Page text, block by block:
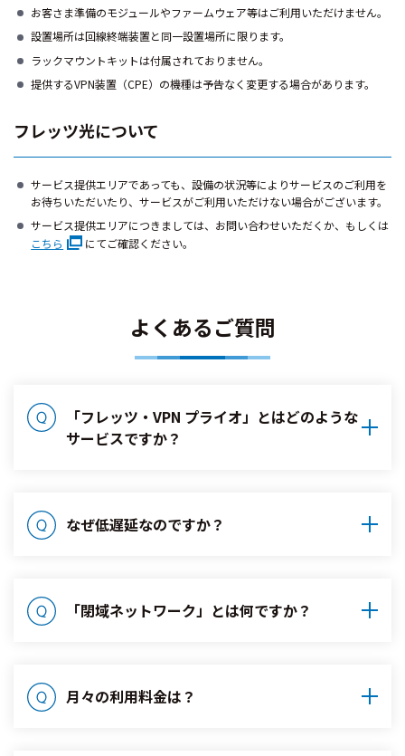
お客さま準備のモジュールやファームウェア等はご利用いただけません。
設置場所は回線終端装置と同一設置場所に限ります。
ラックマウントキットは付属されておりません。
提供するVPN装置（CPE）の機種は予告なく変更する場合があります。
フレッツ光について
サービス提供エリアであっても、設備の状況等によりサービスのご利用を
お待ちいただいたり、サービスがご利用いただけない場合がございます。
サービス提供エリアにつきましては、お問い合わせいただくか、もしくは
こちら
にてご確認ください。
よくあるご質問
「フレッツ・VPN プライオ」とはどのような
サービスですか？
なぜ低遅延なのですか？
「閉域ネットワーク」とは何ですか？
月々の利用料金は？